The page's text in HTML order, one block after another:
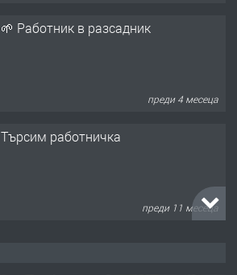
🌱 Работник в разсадник
преди 4 месеца
Търсим работничка
преди 11 месеца